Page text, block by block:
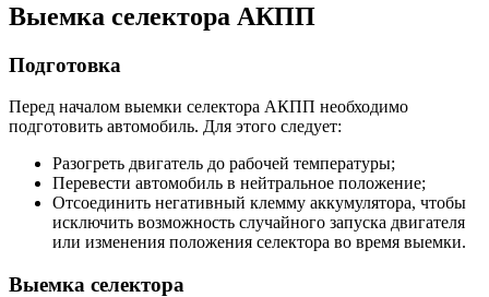
Выемка селектора АКПП
Подготовка
Перед началом выемки селектора АКПП необходимо
подготовить автомобиль. Для этого следует:
Разогреть двигатель до рабочей температуры;
Перевести автомобиль в нейтральное положение;
Отсоединить негативный клемму аккумулятора, чтобы
исключить возможность случайного запуска двигателя
или изменения положения селектора во время выемки.
Выемка селектора